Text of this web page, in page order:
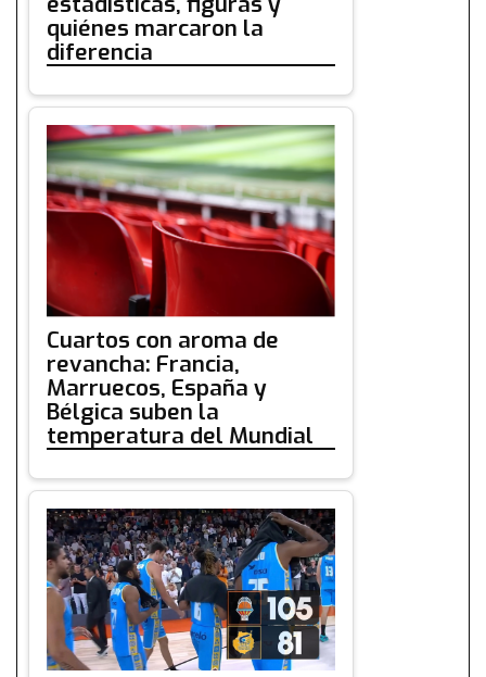
quiénes marcaron la
diferencia
Cuartos con aroma de
revancha: Francia,
Marruecos, España y
Bélgica suben la
temperatura del Mundial